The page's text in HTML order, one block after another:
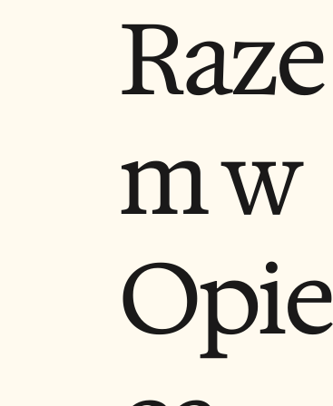
Raze
m w
Opie